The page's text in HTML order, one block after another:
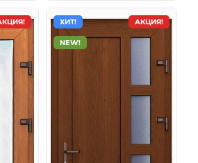
АКЦИЯ!
ХИТ!
NEW!